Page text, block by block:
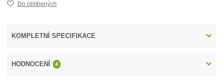
Do oblíbených
KOMPLETNÍ SPECIFIKACE
HODNOCENÍ 4